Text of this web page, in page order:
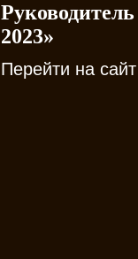
2023»
Перейти на